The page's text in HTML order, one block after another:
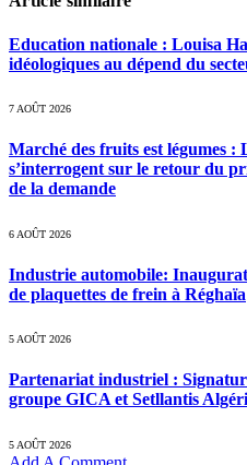
Education nationale : Louisa
idéologiques au dépend du
7 AOÛT 2026
Marché des fruits est légumes :
s’interrogent sur le retour du
de la demande
6 AOÛT 2026
Industrie automobile:
de plaquettes de frein à Réghaïa
5 AOÛT 2026
Partenariat industriel :
groupe GICA et Setllantis
5 AOÛT 2026